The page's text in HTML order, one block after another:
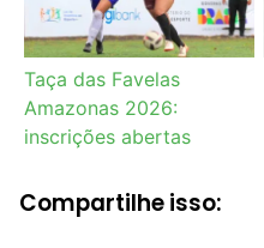
Taça das Favelas
Amazonas 2026:
inscrições abertas
Compartilhe isso: